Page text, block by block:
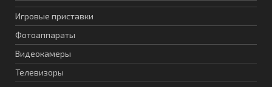
Игровые приставки
Фотоаппараты
Видеокамеры
Телевизоры